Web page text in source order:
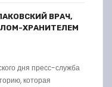
ВРАЧ,
ХРАНИТЕЛЕМ
дня пресс-служба
которая